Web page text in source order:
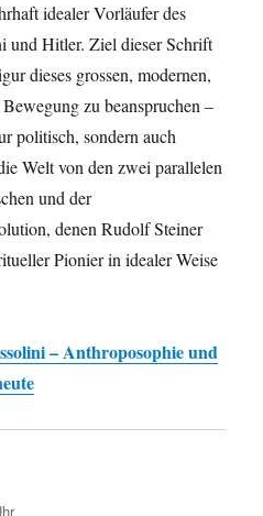
idealer Vorläufer des
und Hitler. Ziel dieser Schrift
dieses grossen, modernen,
zu beanspruchen –
politisch, sondern auch
Welt von den zwei parallelen
und der
denen Rudolf Steiner
Pionier in idealer Weise
– Anthroposophie und